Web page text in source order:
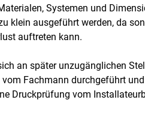
Systemen und
klein ausgeführt werden, da
auftreten kann.
an später unzugänglichen
Fachmann durchgeführt
Druckprüfung vom